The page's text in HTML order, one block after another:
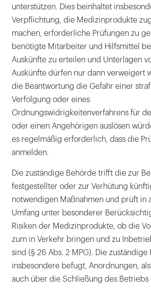
unterstützen. Dies beinhaltet
Verpflichtung, die Medizinprodukte
machen, erforderliche Prüfungen zu
benötigte Mitarbeiter und Hilfsmittel
Auskünfte zu erteilen und Unterlagen
Auskünfte dürfen nur dann verweigert
die Beantwortung die Gefahr einer
Verfolgung oder eines
Ordnungswidrigkeitenverfahrens für
oder einen Angehörigen auslösen
es regelmäßig erforderlich, dass die
anmelden.
Die zuständige Behörde trifft die zur
festgestellter oder zur Verhütung
notwendigen Maßnahmen und prüft in
Umfang unter besonderer
Risiken der Medizinprodukte, ob die
zum in Verkehr bringen und zu
sind (§ 26 Abs. 2 MPG). Die zuständige
insbesondere befugt, Anordnungen,
auch über die Schließung des Betriebs